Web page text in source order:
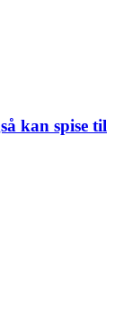
kan spise til